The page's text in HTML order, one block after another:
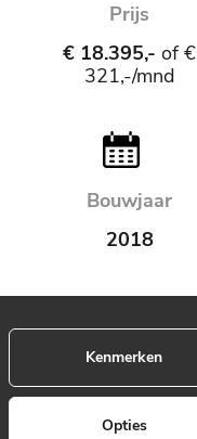
Prijs
€ 18.395,- of €
321,-/mnd
Bouwjaar
2018
Kenmerken
Opties